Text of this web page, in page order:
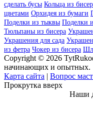
сделать бусы Кольца из
цветами Орхидея из бумаги
Поделки из тыквы Поделки
Тюльпаны из бисера
Украшения для сада
из фетра Чокер из бисера
Copyright © 2026
начинающих и опытных.
Карта сайта | Вопрос
Прокрутка вверх
Наши